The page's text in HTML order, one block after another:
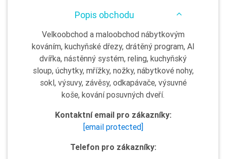
Popis obchodu
Velkoobchod a maloobchod nábytkovým
kováním, kuchyňské dřezy, drátěný program, Al
dvířka, nástěnný systém, reling, kuchyňský
sloup, úchytky, mřížky, nožky, nábytkové nohy,
sokl, výsuvy, závěsy, odkapávače, výsuvné
koše, kování posuvných dveří.
Kontaktní email pro zákazníky:
[email protected]
Telefon pro zákazníky: